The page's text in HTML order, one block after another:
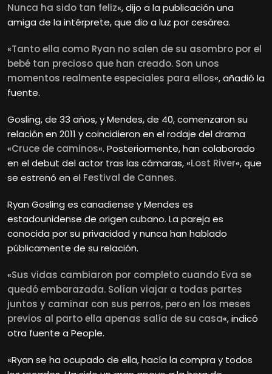
Nunca ha sido tan feliz«, dijo a la publicación una
amiga de la intérprete, que dio a luz por cesárea.
«Tanto ella como Ryan no salen de su asombro por el
bebé tan precioso que han creado. Son unos
momentos realmente especiales para ellos«, añadió la
fuente.
Gosling, de 33 años, y Mendes, de 40, comenzaron su
relación en 2011 y coincidieron en el rodaje del drama
«Cruce de caminos«. Posteriormente, han colaborado
en el debut del actor tras las cámaras, «Lost River«, que
se estrenó en el Festival de Cannes.
Ryan Gosling es canadiense y Mendes es
estadounidense de origen cubano. La pareja es
conocida por su privacidad y nunca han hablado
públicamente de su relación.
«Sus vidas cambiaron por completo cuando Eva se
quedó embarazada. Solían viajar a todas partes
juntos y caminar con sus perros, pero en los meses
previos al parto ella apenas salía de su casa«, indicó
otra fuente a People.
«Ryan se ha ocupado de ella, hacía la compra y todos